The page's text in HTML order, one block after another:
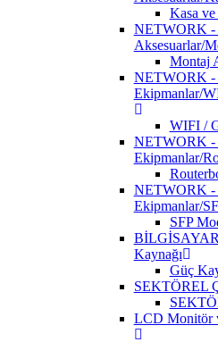
Kasa
NETWORK -
Aksesuarlar/
Montaj
NETWORK -
Ekipmanlar/
WIFI /
NETWORK -
Ekipmanlar/
NETWORK -
Ekipmanlar/
SFP
Kaynağı
Güç
SEKTÖREL
LCD Monitör